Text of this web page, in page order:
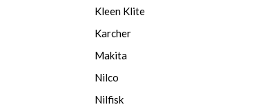
Kleen Klite
Karcher
Makita
Nilco
Nilfisk